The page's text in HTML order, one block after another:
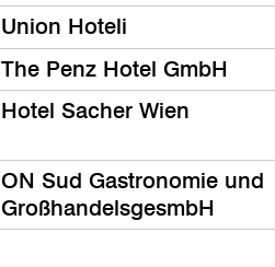
Union Hoteli
The Penz Hotel GmbH
Hotel Sacher Wien
ON Sud Gastronomie und
GroßhandelsgesmbH